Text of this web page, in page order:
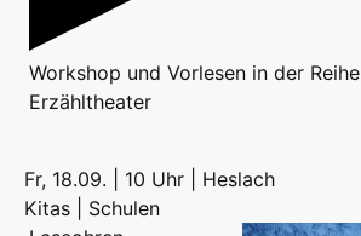
Workshop und Vorlesen in der Reihe
Erzähltheater
Fr, 18.09. | 10 Uhr | Heslach
Kitas | Schulen